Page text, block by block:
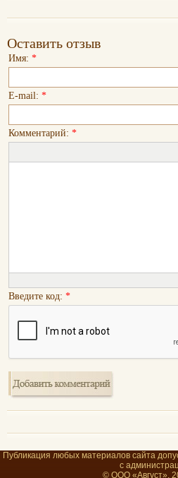
Оставить отзыв
Имя: *
E-mail: *
Комментарий: *
Введите код: *
Публикация любых материалов сайта
с
© ООО «Август»,